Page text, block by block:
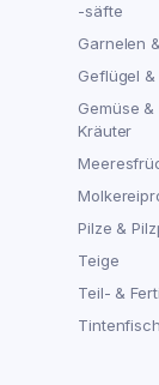
-säfte
Garnelen
Geflügel
Gemüse
Kräuter
Pilze &
Teige
Teil- &